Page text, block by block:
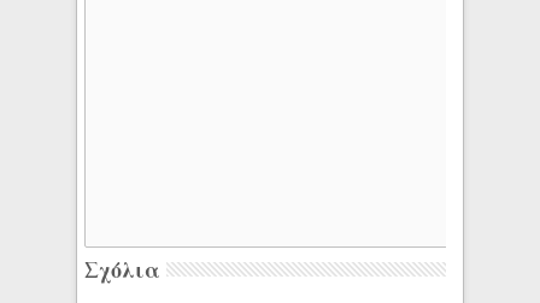
Σχόλια